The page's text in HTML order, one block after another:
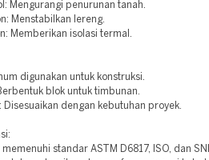
Mengurangi penurunan tanah.
Menstabilkan lereng.
Memberikan isolasi termal.
digunakan untuk konstruksi.
blok untuk timbunan.
Disesuaikan dengan kebutuhan proyek.
standar ASTM D6817, ISO, dan